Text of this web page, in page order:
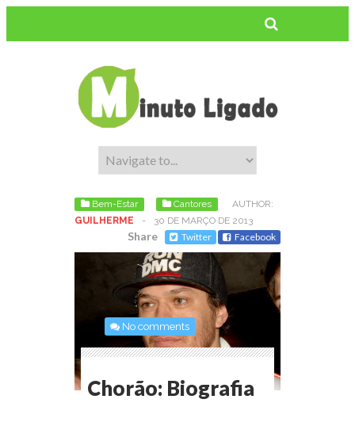
Bem-Estar Cantores
AUTHOR:
GUILHERME
- 30 DE MARÇO DE 2013
Share Twitter Facebook
No comments
Chorão: Biografia